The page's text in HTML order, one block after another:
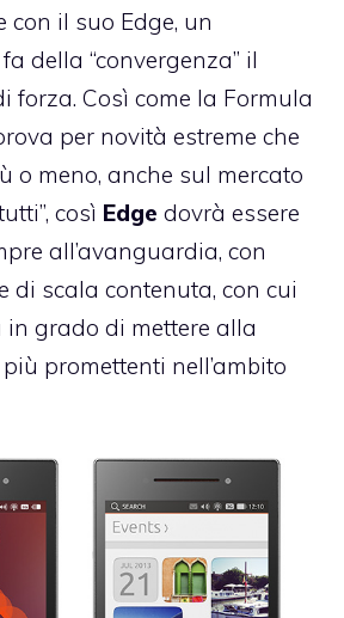
con il suo Edge, un
della “convergenza” il
forza. Così come la Formula
per novità estreme che
o meno, anche sul mercato
così Edge dovrà essere
all’avanguardia, con
di scala contenuta, con cui
grado di mettere alla
promettenti nell’ambito